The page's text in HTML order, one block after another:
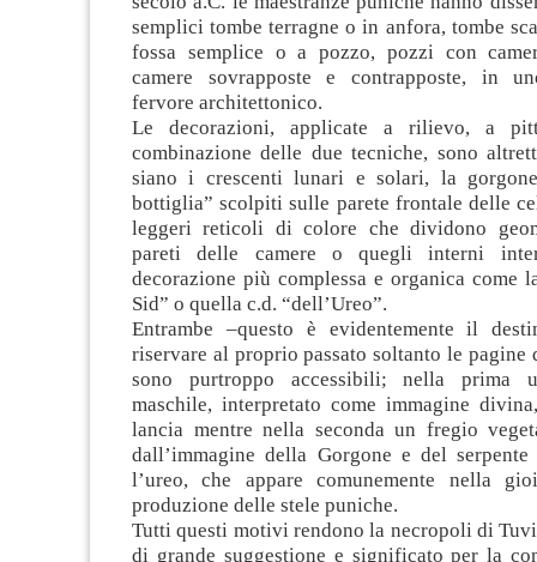
semplici tombe terragne o in anfora, tombe
fossa semplice o a pozzo, pozzi con
camere sovrapposte e contrapposte, in
fervore architettonico.
Le decorazioni, applicate a rilievo, a
combinazione delle due tecniche, sono
siano i crescenti lunari e solari, la
bottiglia” scolpiti sulle parete frontale delle
leggeri reticoli di colore che dividono
pareti delle camere o quegli interni
decorazione più complessa e organica come
Sid” o quella c.d. “dell’Ureo”.
Entrambe –questo è evidentemente il
riservare al proprio passato soltanto le
sono purtroppo accessibili; nella prima
maschile, interpretato come immagine
lancia mentre nella seconda un fregio
dall’immagine della Gorgone e del
l’ureo, che appare comunemente nella
produzione delle stele puniche.
Tutti questi motivi rendono la necropoli di
di grande suggestione e significato per la